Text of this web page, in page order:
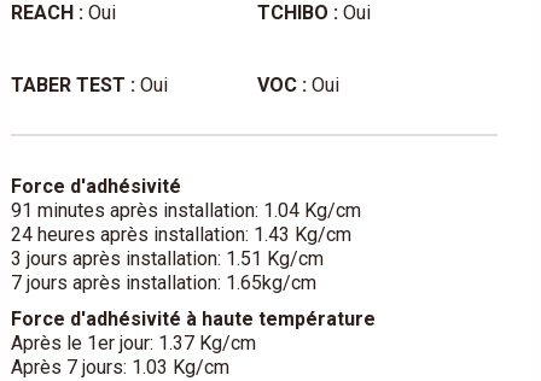
REACH :Oui TCHIBO : Oui
TABER TEST :Oui VOC : Oui
Force d'adhésivité
91 minutes après installation: 1.04 Kg/cm
24 heures après installation: 1.43 Kg/cm
3 jours après installation: 1.51 Kg/cm
7 jours après installation: 1.65kg/cm
Force d'adhésivité à haute température
Après le 1er jour: 1.37 Kg/cm
Après 7 jours: 1.03 Kg/cm